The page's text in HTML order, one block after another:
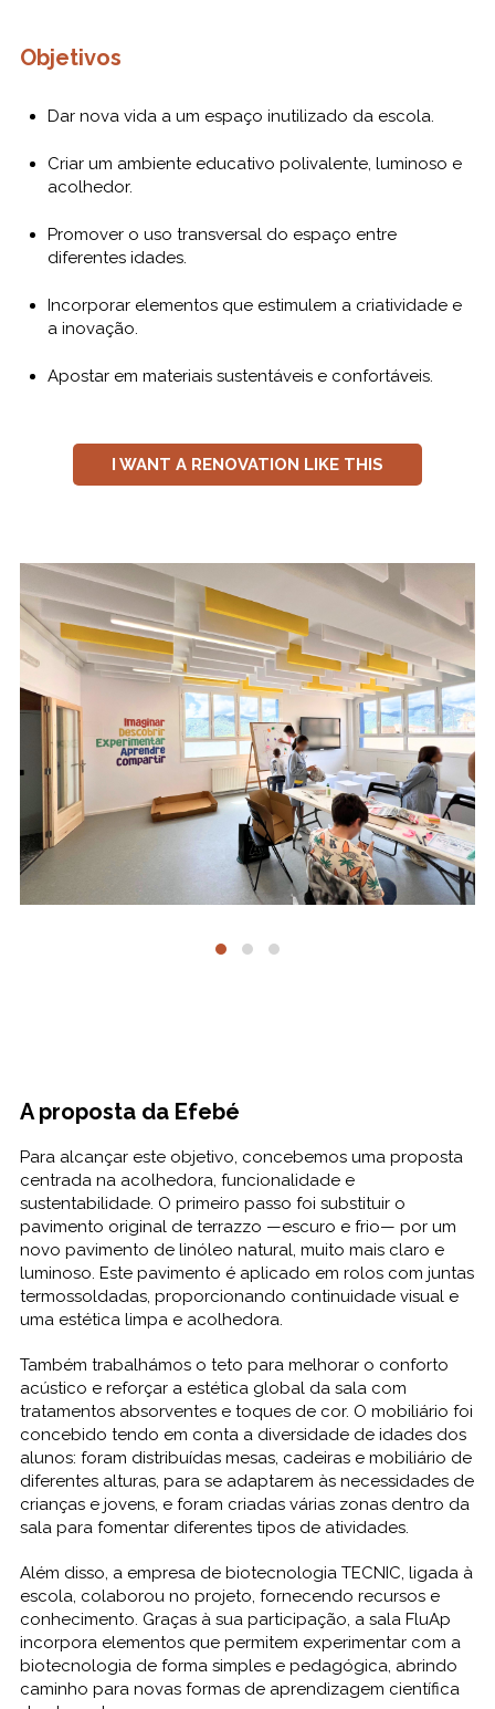
Objetivos
Dar nova vida a um espaço inutilizado da escola.
Criar um ambiente educativo polivalente, luminoso e
acolhedor.
Promover o uso transversal do espaço entre
diferentes idades.
Incorporar elementos que estimulem a criatividade e
a inovação.
Apostar em materiais sustentáveis e confortáveis.
I WANT A RENOVATION LIKE THIS
A proposta da Efebé
Para alcançar este objetivo, concebemos uma proposta
centrada na acolhedora, funcionalidade e
sustentabilidade. O primeiro passo foi substituir o
pavimento original de terrazzo —escuro e frio— por um
novo pavimento de linóleo natural, muito mais claro e
luminoso. Este pavimento é aplicado em rolos com juntas
termossoldadas, proporcionando continuidade visual e
uma estética limpa e acolhedora.
Também trabalhámos o teto para melhorar o conforto
acústico e reforçar a estética global da sala com
tratamentos absorventes e toques de cor. O mobiliário foi
concebido tendo em conta a diversidade de idades dos
alunos: foram distribuídas mesas, cadeiras e mobiliário de
diferentes alturas, para se adaptarem às necessidades de
crianças e jovens, e foram criadas várias zonas dentro da
sala para fomentar diferentes tipos de atividades.
Além disso, a empresa de biotecnologia TECNIC, ligada à
escola, colaborou no projeto, fornecendo recursos e
conhecimento. Graças à sua participação, a sala FluAp
incorpora elementos que permitem experimentar com a
biotecnologia de forma simples e pedagógica, abrindo
caminho para novas formas de aprendizagem científica